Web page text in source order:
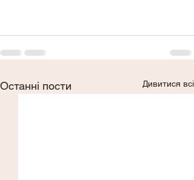
Останні пости Дивитися всі